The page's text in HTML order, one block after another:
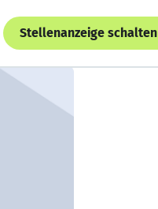
Stellenanzeige schalten